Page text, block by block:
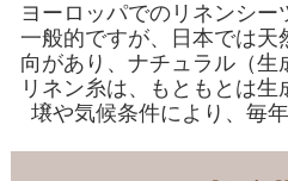
ヨーロッパでのリネンシ
一般的ですが、日本では天
向があり、ナチュラル（生
リネン糸は、もともとは
壌や気候条件により、毎